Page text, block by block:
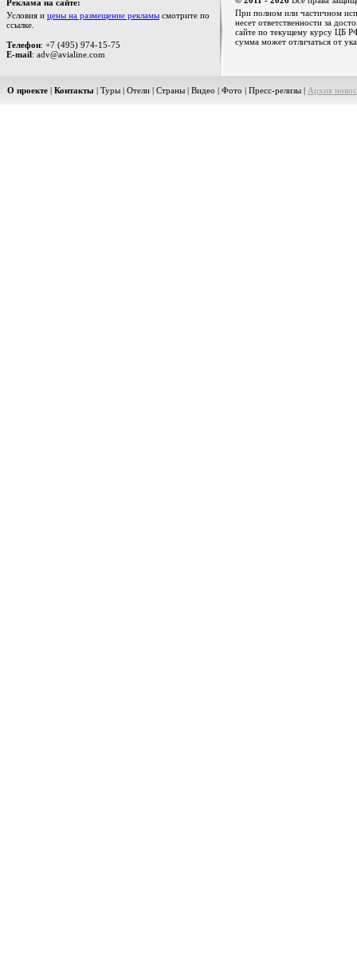
Реклама на сайте:
Условия и цены на размещение рекламы смотрите по
ссылке.
Телефон: +7 (495) 974-15-75
E-mail: adv@avialine.com
При полном или частичном
несет ответственности за
сайте по текущему курсу ЦБ
сумма может отличаться от
О проекте | Контакты | Туры | Отели | Страны | Видео | Фото | Пресс-релизы | Архив